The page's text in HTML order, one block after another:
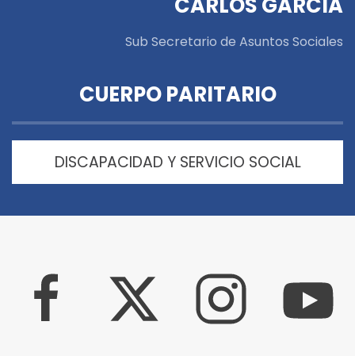
Sub Secretario de Asuntos Sociales
CUERPO PARITARIO
DISCAPACIDAD Y SERVICIO SOCIAL